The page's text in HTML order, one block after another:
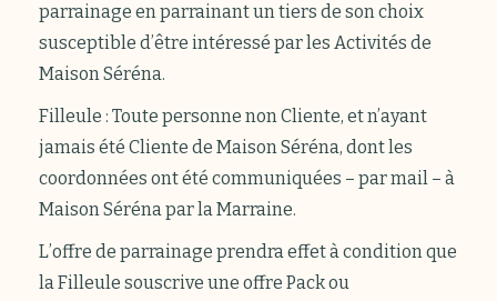
parrainage en parrainant un tiers de son choix
susceptible d’être intéressé par les Activités de
Maison Séréna.
Filleule : Toute personne non Cliente, et n’ayant
jamais été Cliente de Maison Séréna, dont les
coordonnées ont été communiquées – par mail – à
Maison Séréna par la Marraine.
L’offre de parrainage prendra effet à condition que
la Filleule souscrive une offre Pack ou